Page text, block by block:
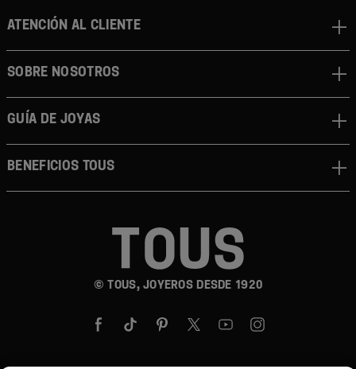
© TOUS, JOYEROS DESDE 1920
ATENCIÓN AL CLIENTE
SOBRE NOSOTROS
GUÍA DE JOYAS
BENEFICIOS TOUS